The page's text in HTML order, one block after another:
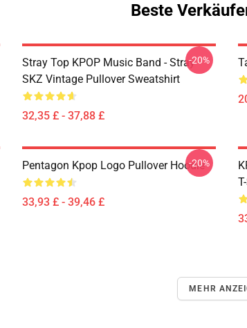
Beste
Stray Top KPOP Music Band - Stray
SKZ Vintage Pullover Sweatshirt
32,35 £ - 37,88 £
-20%
Pentagon Kpop Logo Pullover Hoodie
33,93 £ - 39,46 £
-20%
MEHR